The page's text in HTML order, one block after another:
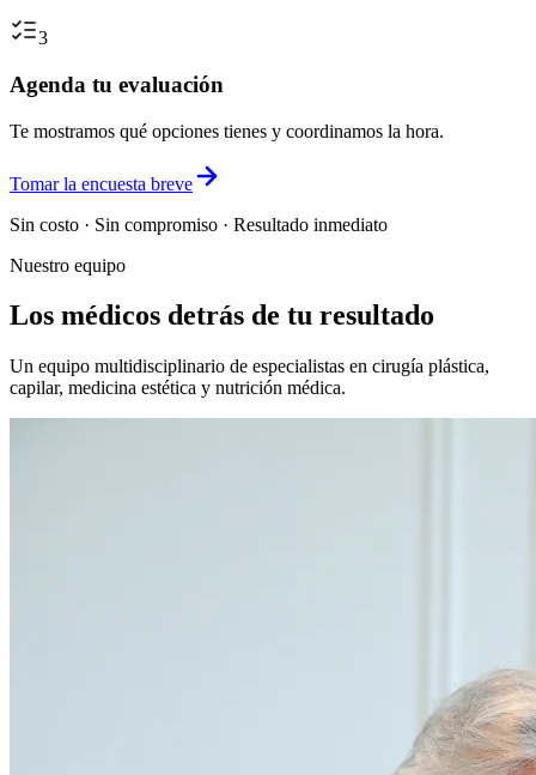
3
Agenda tu evaluación
Te mostramos qué opciones tienes y coordinamos la hora.
Tomar la encuesta breve
Sin costo · Sin compromiso · Resultado inmediato
Nuestro equipo
Los médicos detrás de tu resultado
Un equipo multidisciplinario de especialistas en cirugía plástica,
capilar, medicina estética y nutrición médica.